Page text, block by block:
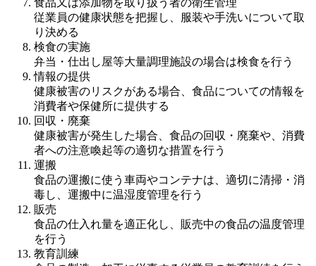
食品又は添加物を取り扱う者の衛生管理
従業員の健康状態を把握し、服装や手洗いについて取
り決める
検食の実施
弁当・仕出し屋等大量調理施設の場合は検食を行う
情報の提供
健康被害のリスクがある場合、食品についての情報を
消費者や保健所に提供する
回収・廃棄
健康被害が発生した場合、食品の回収・廃棄や、消費
者への注意喚起等の適切な措置を行う
運搬
食品の運搬に使う車両やコンテナは、適切に清掃・消
毒し、運搬中に温湿度管理を行う
販売
食品の仕入れ量を適正化し、販売中の食品の温度管理
を行う
教育訓練